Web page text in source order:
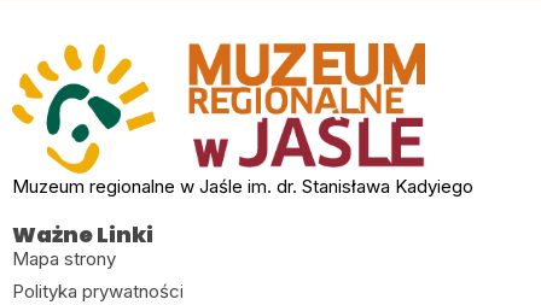
Muzeum regionalne w Jaśle im. dr. Stanisława Kadyiego
Ważne Linki
Mapa strony
Polityka prywatności